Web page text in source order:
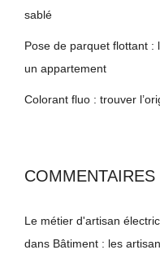
sablé
Pose de parquet flottant :
un appartement
Colorant fluo : trouver
COMMENTAIRES
Le métier d'artisan
dans Bâtiment : les